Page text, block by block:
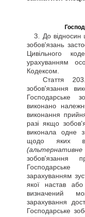
3. До відносин
зобов'язань
Цивільного
урахуванням
Кодексом.
Стаття 203.
зобов'язання
Господарське
виконано
виконання
разі якщо
виконала одне
щодо яких
зобов'язання
Господарське
зарахуванням
якої настав
визначений
зарахування
Господарське